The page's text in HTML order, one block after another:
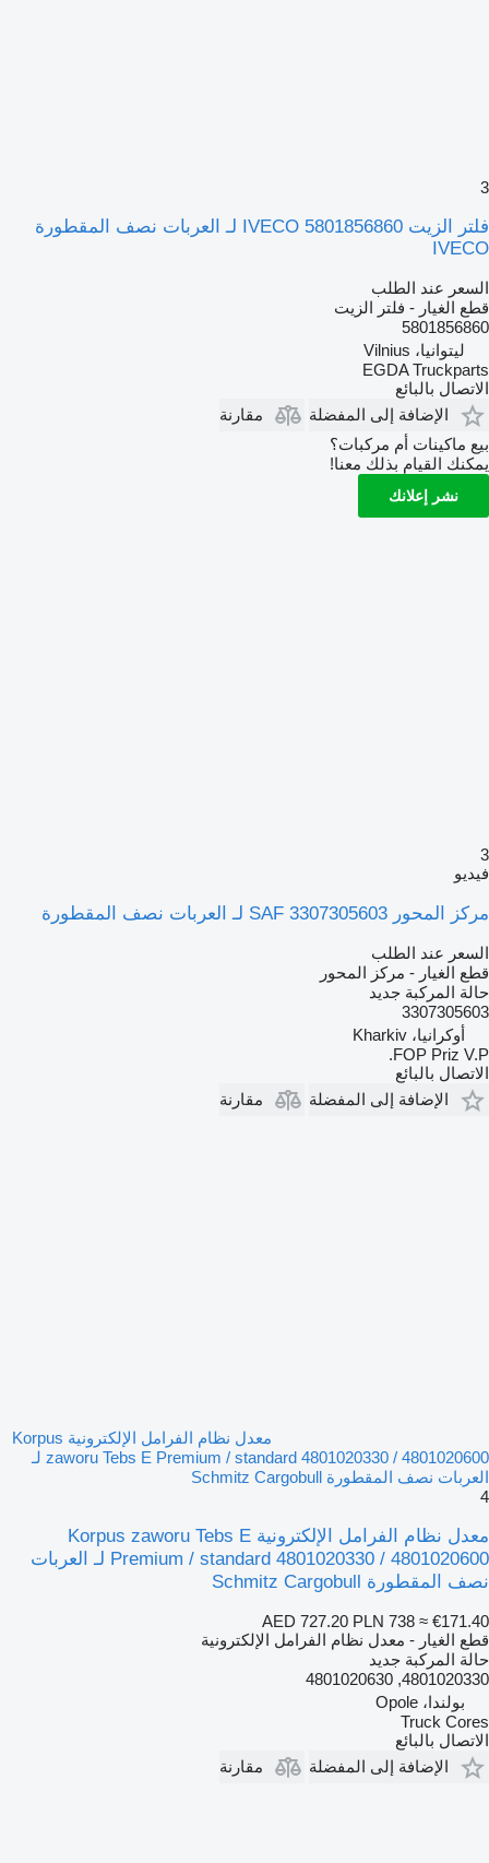
3
فلتر الزيت IVECO 5801856860 لـ العربات نصف المقطورة
IVECO
السعر عند الطلب
قطع الغيار - فلتر الزيت
5801856860
ليتوانيا، Vilnius
EGDA Truckparts
الاتصال بالبائع
الإضافة إلى المفضلة
مقارنة
بيع ماكينات أم مركبات؟
يمكنك القيام بذلك معنا!
نشر إعلانك
3
فيديو
مركز المحور SAF 3307305603 لـ العربات نصف المقطورة
السعر عند الطلب
قطع الغيار - مركز المحور
حالة المركبة جديد
3307305603
أوكرانيا، Kharkiv
FOP Priz V.P.
الاتصال بالبائع
الإضافة إلى المفضلة
مقارنة
معدل نظام الفرامل الإلكترونية Korpus
zaworu Tebs E Premium / standard 4801020330 / 4801020600 لـ
العربات نصف المقطورة Schmitz Cargobull
4
معدل نظام الفرامل الإلكترونية Korpus zaworu Tebs E
Premium / standard 4801020330 / 4801020600 لـ العربات
نصف المقطورة Schmitz Cargobull
AED 727.20 PLN 738 ≈ €171.40
قطع الغيار - معدل نظام الفرامل الإلكترونية
حالة المركبة جديد
4801020330, 4801020630
بولندا، Opole
Truck Cores
الاتصال بالبائع
الإضافة إلى المفضلة
مقارنة